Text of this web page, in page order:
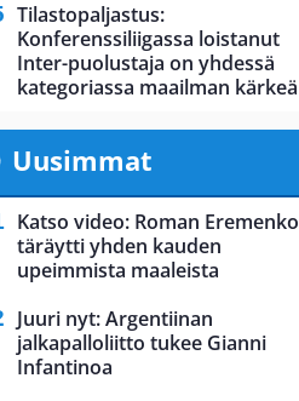
Tilastopaljastus:
Konferenssiliigassa loistanut
Inter-puolustaja on yhdessä
kategoriassa maailman kärkeä
Uusimmat
Katso video: Roman Eremenko
täräytti yhden kauden
upeimmista maaleista
Juuri nyt: Argentiinan
jalkapalloliitto tukee Gianni
Infantinoa